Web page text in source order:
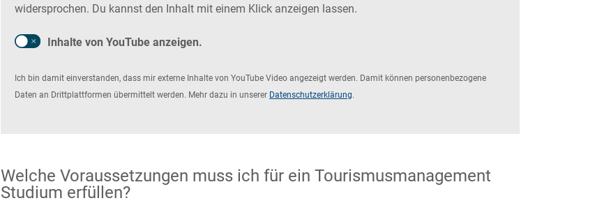
widersprochen. Du kannst den Inhalt mit einem Klick anzeigen lassen.
Inhalte von YouTube anzeigen.
Ich bin damit einverstanden, dass mir externe Inhalte von YouTube Video angezeigt werden. Damit können personenbezogene
Daten an Drittplattformen übermittelt werden. Mehr dazu in unserer Datenschutzerklärung.
Welche Voraussetzungen muss ich für ein Tourismusmanagement
Studium erfüllen?